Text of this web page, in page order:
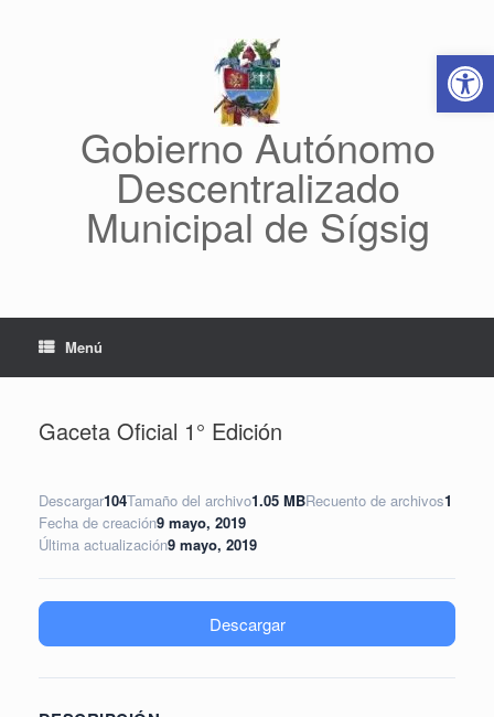
Abrir
Gobierno Autónomo
Descentralizado
Municipal de Sígsig
Menú
Gaceta Oficial 1° Edición
Descargar104Tamaño del archivo1.05 MBRecuento de archivos1
Fecha de creación9 mayo, 2019
Última actualización9 mayo, 2019
Descargar